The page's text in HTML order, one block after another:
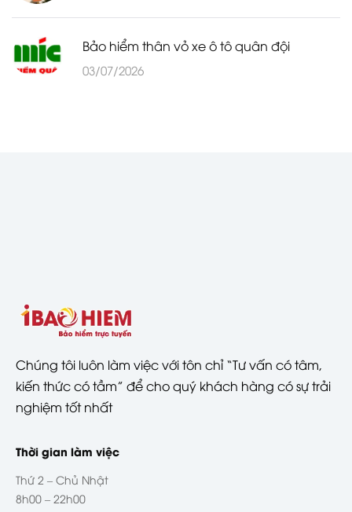
Bảo hiểm thân vỏ xe ô tô quân đội
03/07/2026
Chúng tôi luôn làm việc với tôn chỉ “Tư vấn có tâm,
kiến thức có tầm” để cho quý khách hàng có sự trải
nghiệm tốt nhất
Thời gian làm việc
Thứ 2 – Chủ Nhật
8h00 – 22h00